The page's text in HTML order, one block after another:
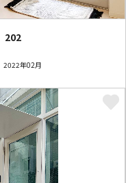
202
2022年02月